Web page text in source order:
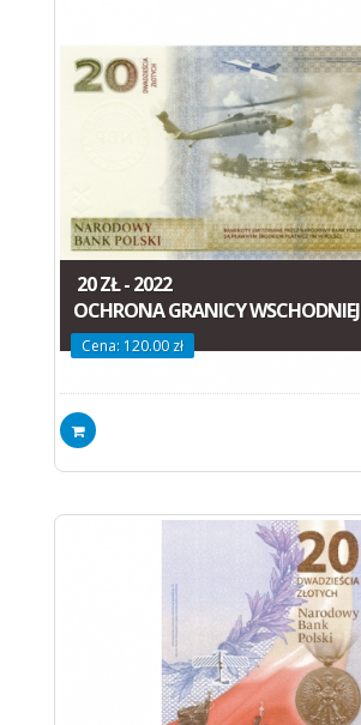
20 ZŁ - 2022
OCHRONA GRANICY WSCHODNIEJ
Cena: 120.00 zł